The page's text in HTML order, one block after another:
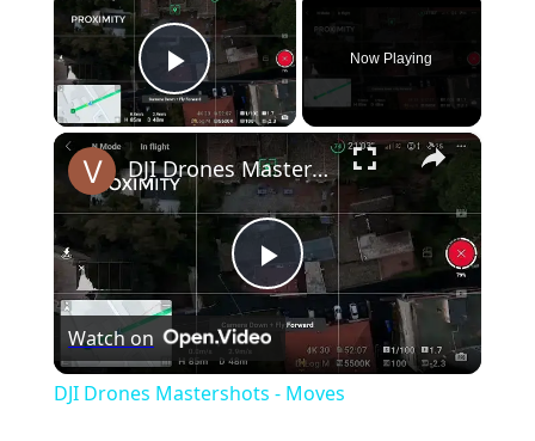
Play Video
Now Playing
×
Play
Video
DJI Drones Mastershots - Moves
Watch on
DJI Drones Mastershots - Moves